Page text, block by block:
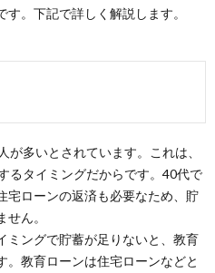
。下記で詳しく解説します。
多いとされています。これは、
るタイミングだからです。40代で
宅ローンの返済も必要なため、貯
ん。
ミングで貯蓄が足りないと、教育
。教育ローンは住宅ローンなどと